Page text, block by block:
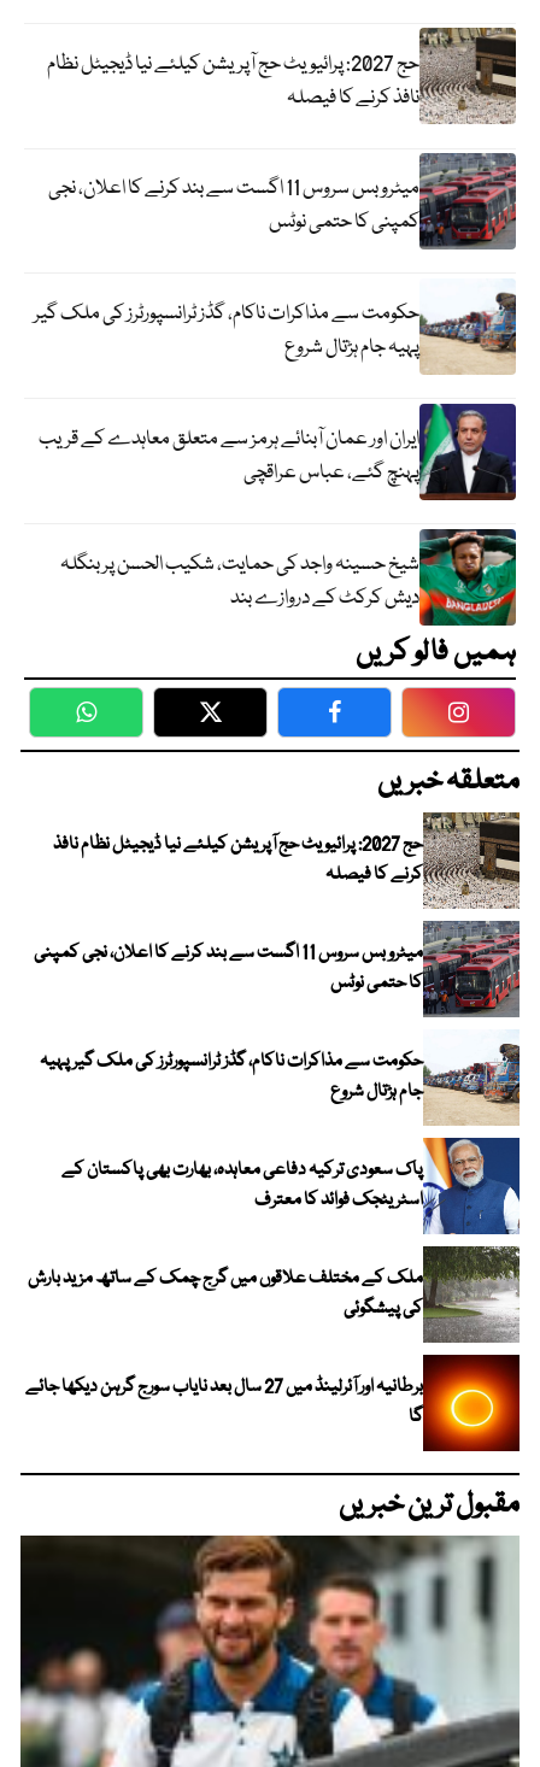
حج 2027: پرائیویٹ حج آپریشن کیلئے نیا ڈیجیٹل نظام
نافذ کرنے کا فیصلہ
میٹرو بس سروس 11 اگست سے بند کرنے کا اعلان، نجی
کمپنی کا حتمی نوٹس
حکومت سے مذاکرات ناکام، گڈز ٹرانسپورٹرز کی ملک گیر
پہیہ جام ہڑتال شروع
ایران اور عمان آبنائے ہرمز سے متعلق معاہدے کے قریب
پہنچ گئے، عباس عراقچی
شیخ حسینہ واجد کی حمایت، شکیب الحسن پر بنگلہ
دیش کرکٹ کے دروازے بند
ہمیں فالو کریں
WhatsApp Twitter Facebook
متعلقہ خبریں
حج 2027: پرائیویٹ حج آپریشن کیلئے نیا ڈیجیٹل نظام نافذ
کرنے کا فیصلہ
میٹرو بس سروس 11 اگست سے بند کرنے کا اعلان، نجی کمپنی
کا حتمی نوٹس
حکومت سے مذاکرات ناکام، گڈز ٹرانسپورٹرز کی ملک گیر پہیہ
جام ہڑتال شروع
پاک سعودی ترکیہ دفاعی معاہدہ، بھارت بھی پاکستان کے
اسٹریٹجک فوائد کا معترف
ملک کے مختلف علاقوں میں گرج چمک کے ساتھ مزید بارش
کی پیشگوئی
برطانیہ اور آئرلینڈ میں 27 سال بعد نایاب سورج گرہن دیکھا جائے
گا
مقبول ترین خبریں